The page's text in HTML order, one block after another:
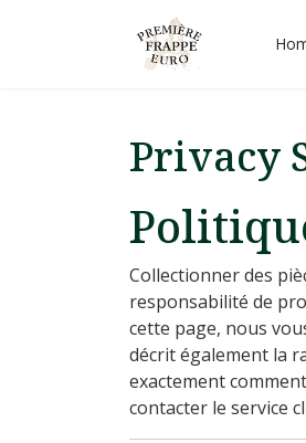
Privacy
Collectionner des
responsabilité de
cette page, nous
décrit également la
exactement
contacter le service